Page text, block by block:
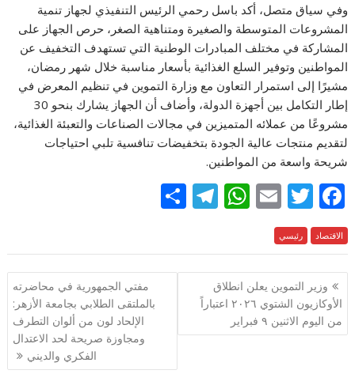
وفي سياق متصل، أكد باسل رحمي الرئيس التنفيذي لجهاز تنمية
المشروعات المتوسطة والصغيرة ومتناهية الصغر، حرص الجهاز على
المشاركة في مختلف المبادرات الوطنية التي تستهدف التخفيف عن
المواطنين وتوفير السلع الغذائية بأسعار مناسبة خلال شهر رمضان،
مشيرًا إلى استمرار التعاون مع وزارة التموين في تنظيم المعرض في
إطار التكامل بين أجهزة الدولة، وأضاف أن الجهاز يشارك بنحو 30
مشروعًا من عملائه المتميزين في مجالات الصناعات والتعبئة الغذائية،
لتقديم منتجات عالية الجودة بتخفيضات تنافسية تلبي احتياجات
شريحة واسعة من المواطنين.
F
ac
e
b
o
o
T
w
itt
er
E
ai
l
W
at
s
A
T
e
gr
ar
e
الاقتصاد رئيسي
تصفّح
المقالات
وزير التموين يعلن انطلاق
الأوكازيون الشتوي ٢٠٢٦ اعتباراً
من اليوم الاثنين ٩ فبراير
مفتي الجمهورية في محاضرته
بالملتقى الطلابي بجامعة الأزهر:
الإلحاد لون من ألوان التطرف
ومجاوزة صريحة لحد الاعتدال
الفكري والديني